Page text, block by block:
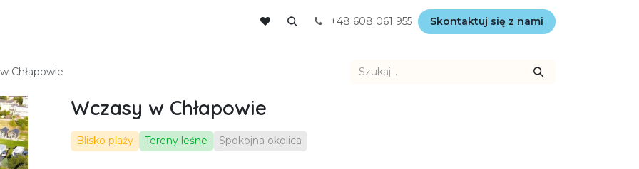
+48 608 061 955 Skontaktuj się z nami
Chłapowie
Wczasy w Chłapowie
Blisko plaży Tereny leśne Spokojna okolica